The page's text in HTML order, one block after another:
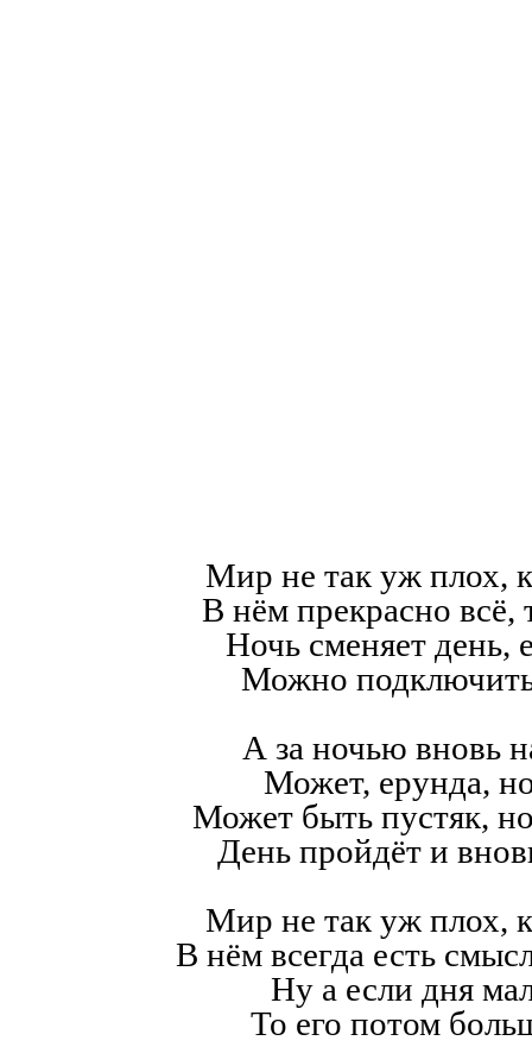
Мир не так уж плох,
В нём прекрасно всё,
Ночь сменяет день,
Можно
А за ночью вновь
Может, ерунда,
Может быть пустяк,
День пройдёт и
Мир не так уж плох,
В нём всегда есть
Ну а если дня
То его потом